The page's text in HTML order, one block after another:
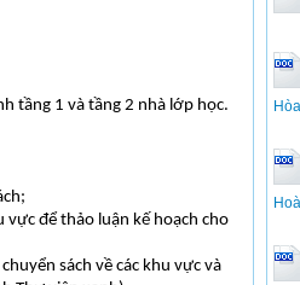
tầng 1 và tầng 2 nhà lớp học.
vực để thảo luận kế hoạch cho
sách về các khu vực và
Hòa